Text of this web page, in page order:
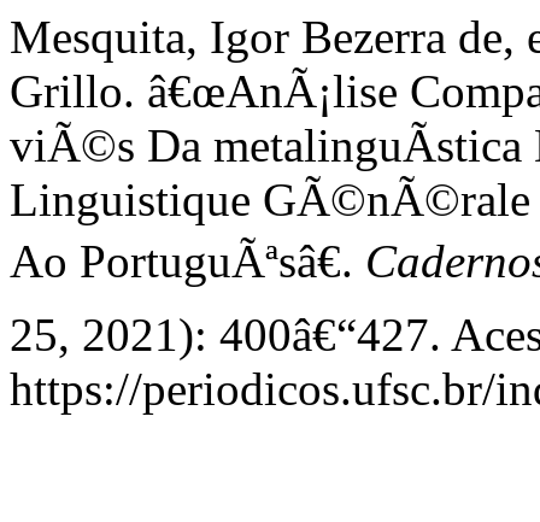
Mesquita, Igor Bezerra de,
Grillo. â€œAnÃ¡lise
viÃ©s Da metalinguÃ­stica
Linguistique GÃ©nÃ©rale
Ao PortuguÃªsâ€.
25, 2021): 400â€“427.
https://periodicos.ufsc.br/